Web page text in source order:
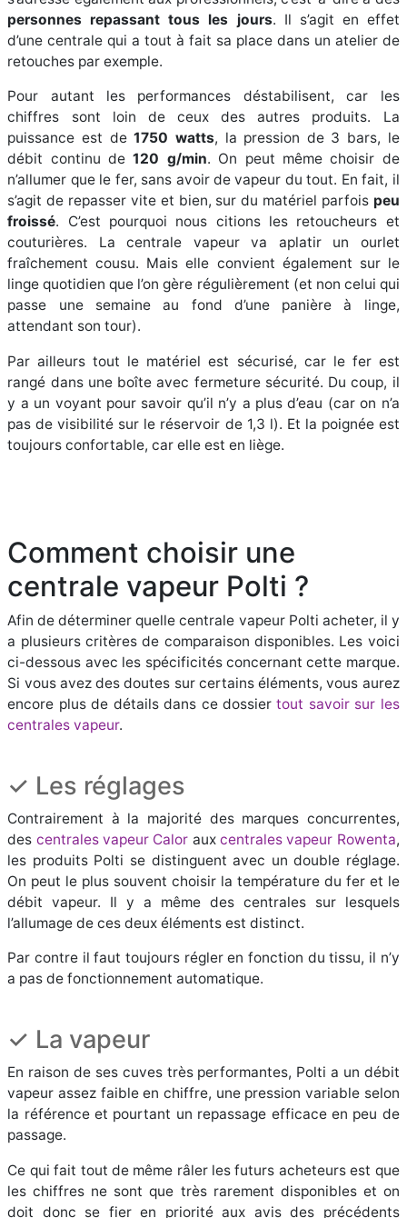
personnes repassant tous les jours. Il s’agit en effet
d’une centrale qui a tout à fait sa place dans un atelier de
retouches par exemple.
Pour autant les performances déstabilisent, car les
chiffres sont loin de ceux des autres produits. La
puissance est de1750 watts, la pression de 3 bars, le
débit continu de120 g/min. On peut même choisir de
n’allumer que le fer, sans avoir de vapeur du tout. En fait, il
s’agit de repasser vite et bien, sur du matériel parfois peu
froissé. C’est pourquoi nous citions les retoucheurs et
couturières. La centrale vapeur va aplatir un ourlet
fraîchement cousu. Mais elle convient également sur le
linge quotidien que l’on gère régulièrement (et non celui qui
passe une semaine au fond d’une panière à linge,
attendant son tour).
Par ailleurs tout le matériel est sécurisé, car le fer est
rangé dans une boîte avec fermeture sécurité. Du coup, il
y a un voyant pour savoir qu’il n’y a plus d’eau (car on n’a
pas de visibilité sur le réservoir de 1,3 l). Et la poignée est
toujours confortable, car elle est en liège.
Comment choisir une
centrale vapeur Polti ?
Afin de déterminer quelle centrale vapeur Polti acheter, il y
a plusieurs critères de comparaison disponibles. Les voici
ci-dessous avec les spécificités concernant cette marque.
Si vous avez des doutes sur certains éléments, vous aurez
encore plus de détails dans ce dossiertout savoir sur les
centrales vapeur.
✓ Les réglages
Contrairement à la majorité des marques concurrentes,
des centrales vapeur Calor aux centrales vapeur Rowenta,
les produits Polti se distinguent avec un double réglage.
On peut le plus souvent choisir la température du fer et le
débit vapeur. Il y a même des centrales sur lesquels
l’allumage de ces deux éléments est distinct.
Par contre il faut toujours régler en fonction du tissu, il n’y
a pas de fonctionnement automatique.
✓ La vapeur
En raison de ses cuves très performantes, Polti a un débit
vapeur assez faible en chiffre, une pression variable selon
la référence et pourtant un repassage efficace en peu de
passage.
Ce qui fait tout de même râler les futurs acheteurs est que
les chiffres ne sont que très rarement disponibles et on
doit donc se fier en priorité aux avis des précédents